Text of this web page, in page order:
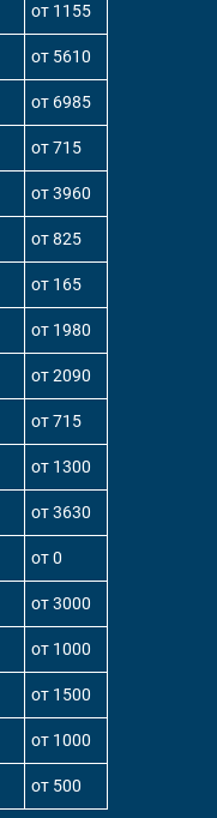
от 1155
от 5610
от 6985
от 715
от 3960
от 825
от 165
от 1980
от 2090
от 715
от 1300
от 3630
от 0
от 3000
от 1000
от 1500
от 1000
от 500